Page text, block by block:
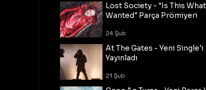
Lost Society - "Is This
Wanted" Parça Prömiyeri
24 Şub
At The Gates - Yeni Single'ı
Yayınladı
21 Şub